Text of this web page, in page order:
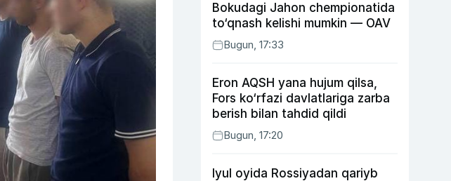
Bokudagi Jahon chempionatida
to‘qnash kelishi mumkin — OAV
Bugun, 17:33
Eron AQSH yana hujum qilsa,
Fors ko‘rfazi davlatlariga zarba
berish bilan tahdid qildi
Bugun, 17:20
Iyul oyida Rossiyadan qariyb